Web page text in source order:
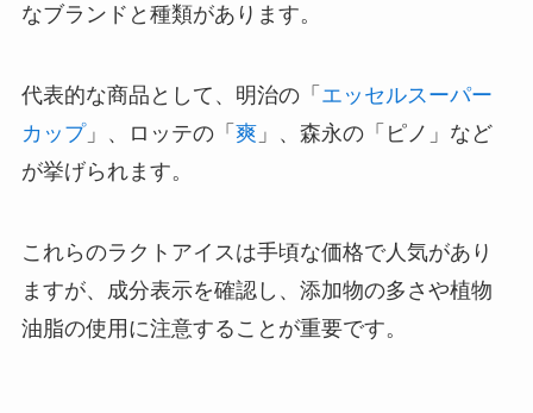
なブランドと種類があります。
代表的な商品として、明治の「 エッセルスーパー
カップ」、ロッテの「 爽」、森永の「ピノ」など
が挙げられます。
これらのラクトアイスは手頃な価格で人気があり
ますが、成分表示を確認し、添加物の多さや植物
油脂の使用に注意することが重要です。